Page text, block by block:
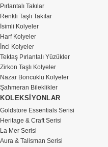
Pırlantalı Takılar
Renkli Taşlı Takılar
İsimli Kolyeler
Harf Kolyeler
İnci Kolyeler
Tektaş Pırlantalı Yüzükler
Zirkon Taşlı Kolyeler
Nazar Boncuklu Kolyeler
Şahmeran Bileklikler
KOLEKSİYONLAR
Goldstore Essentials Serisi
Heritage & Craft Serisi
La Mer Serisi
Aura & Talisman Serisi